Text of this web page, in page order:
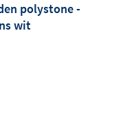
polystone -
wit